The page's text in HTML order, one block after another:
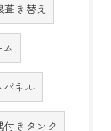
葺き替え
パネル
付きタンク